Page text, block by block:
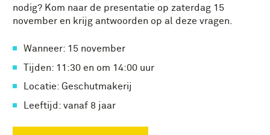
nodig? Kom naar de presentatie op zaterdag 15
november en krijg antwoorden op al deze vragen.
Wanneer: 15 november
Tijden: 11:30 en om 14:00 uur
Locatie: Geschutmakerij
Leeftijd: vanaf 8 jaar